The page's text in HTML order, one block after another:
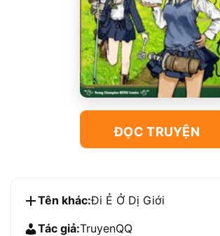
ĐỌC TRUYỆN
Tên khác:Đi Ẻ Ở Dị Giới
Tác giả:TruyenQQ